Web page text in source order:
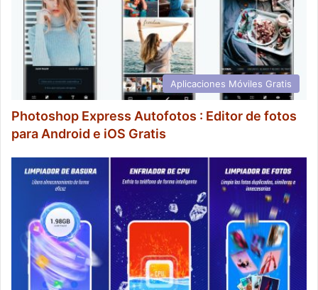
Aplicaciones Móviles Gratis
Photoshop Express Autofotos : Editor de fotos
para Android e iOS Gratis